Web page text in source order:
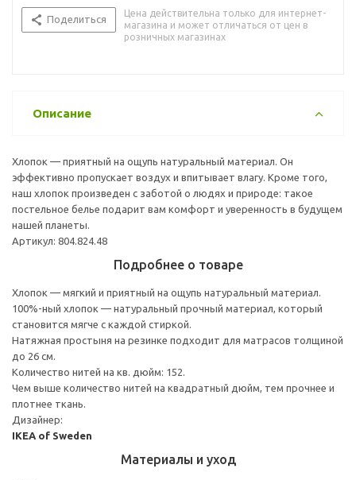
Поделиться
Цена действительна только для интернет-
магазина и может отличаться от цен в
розничных магазинах
Описание
Хлопок — приятный на ощупь натуральный материал. Он
эффективно пропускает воздух и впитывает влагу. Кроме того,
наш хлопок произведен с заботой о людях и природе: такое
постельное белье подарит вам комфорт и уверенность в будущем
нашей планеты.
Артикул: 804.824.48
Подробнее о товаре
Хлопок — мягкий и приятный на ощупь натуральный материал.
100%-ный хлопок — натуральный прочный материал, который
становится мягче с каждой стиркой.
Натяжная простыня на резинке подходит для матрасов толщиной
до 26 см.
Количество нитей на кв. дюйм: 152.
Чем выше количество нитей на квадратный дюйм, тем прочнее и
плотнее ткань.
Дизайнер:
IKEA of Sweden
Материалы и уход